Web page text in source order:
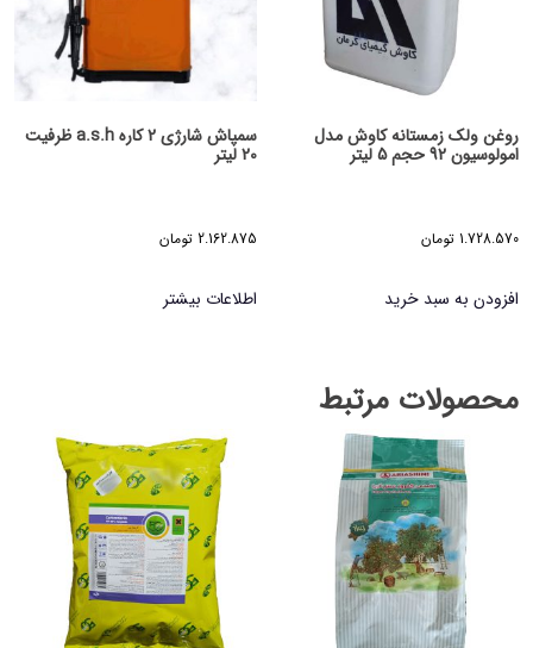
روغن ولک زمستانه کاوش مدل
امولوسیون 92 حجم 5 لیتر
1.728.570 تومان
افزودن به سبد خرید
سمپاش شارژی 2 کاره a.s.h ظرفیت
20 لیتر
2.162.875 تومان
اطلاعات بیشتر
محصولات مرتبط